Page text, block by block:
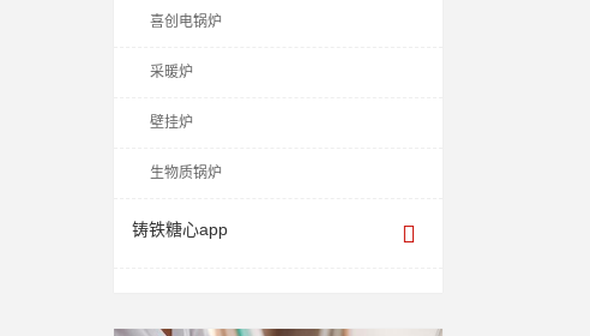
喜创电锅炉
采暖炉
壁挂炉
生物质锅炉
铸铁糖心app